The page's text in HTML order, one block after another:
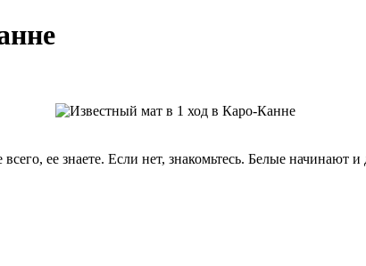
ее знаете. Если нет, знакомьтесь. Белые